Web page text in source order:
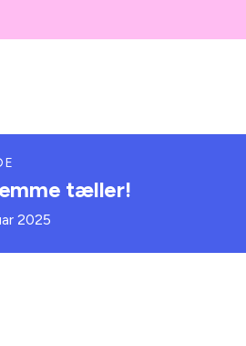
tæller!
2025